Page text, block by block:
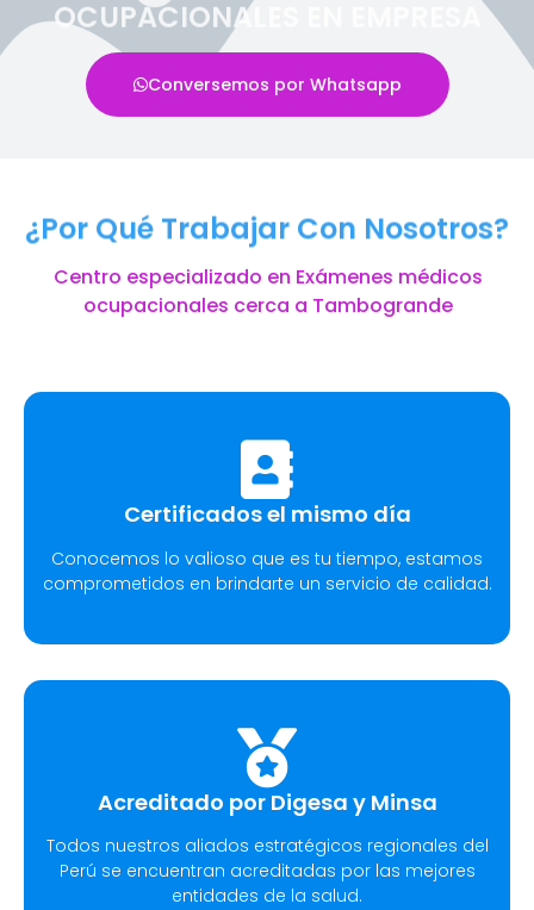
OCUPACIONALES EN EMPRESA
Conversemos por Whatsapp
¿Por Qué Trabajar Con Nosotros?
Centro especializado en Exámenes médicos
ocupacionales cerca a Tambogrande
Certificados el mismo día
Conocemos lo valioso que es tu tiempo, estamos
comprometidos en brindarte un servicio de calidad.
Acreditado por Digesa y Minsa
Todos nuestros aliados estratégicos regionales del
Perú se encuentran acreditadas por las mejores
entidades de la salud.